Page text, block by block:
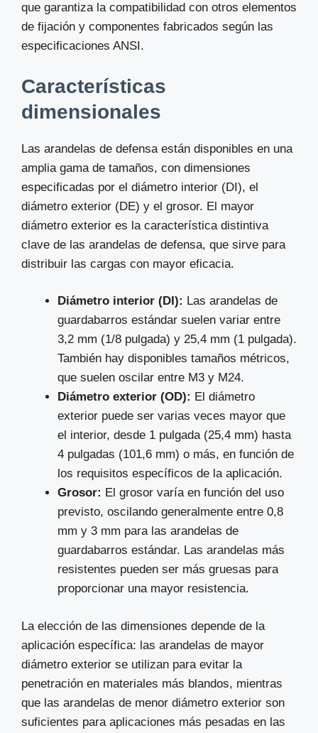
que garantiza la compatibilidad con otros elementos
de fijación y componentes fabricados según las
especificaciones ANSI.
Características
dimensionales
Las arandelas de defensa están disponibles en una
amplia gama de tamaños, con dimensiones
especificadas por el diámetro interior (DI), el
diámetro exterior (DE) y el grosor. El mayor
diámetro exterior es la característica distintiva
clave de las arandelas de defensa, que sirve para
distribuir las cargas con mayor eficacia.
Diámetro interior (DI): Las arandelas de
guardabarros estándar suelen variar entre
3,2 mm (1/8 pulgada) y 25,4 mm (1 pulgada).
También hay disponibles tamaños métricos,
que suelen oscilar entre M3 y M24.
Diámetro exterior (OD): El diámetro
exterior puede ser varias veces mayor que
el interior, desde 1 pulgada (25,4 mm) hasta
4 pulgadas (101,6 mm) o más, en función de
los requisitos específicos de la aplicación.
Grosor: El grosor varía en función del uso
previsto, oscilando generalmente entre 0,8
mm y 3 mm para las arandelas de
guardabarros estándar. Las arandelas más
resistentes pueden ser más gruesas para
proporcionar una mayor resistencia.
La elección de las dimensiones depende de la
aplicación específica: las arandelas de mayor
diámetro exterior se utilizan para evitar la
penetración en materiales más blandos, mientras
que las arandelas de menor diámetro exterior son
suficientes para aplicaciones más pesadas en las